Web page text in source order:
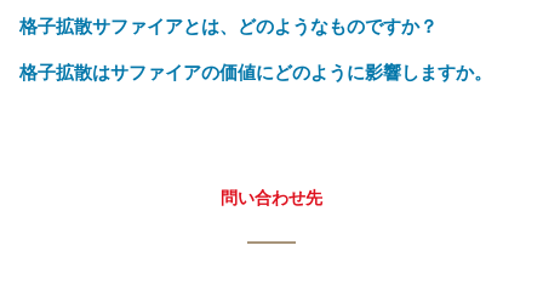
格子拡散サファイアとは、どのようなものですか？
格子拡散はサファイアの価値にどのように影響しますか。
問い合わせ先